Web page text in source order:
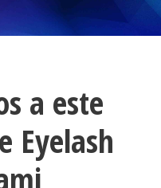
a este
Eyelash